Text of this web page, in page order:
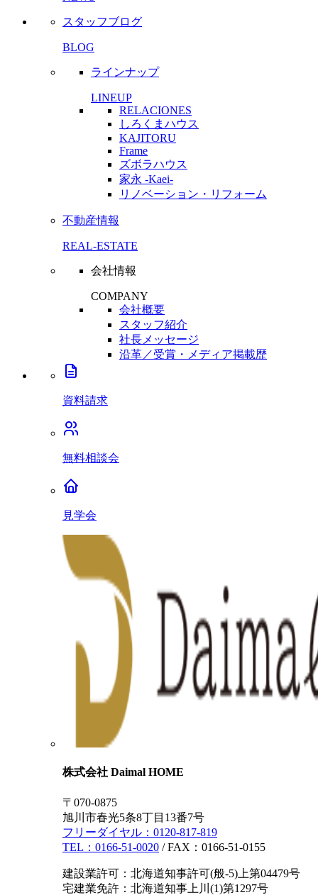
スタッフブログ
BLOG
ラインナップ
LINEUP
RELACIONES
しろくまハウス
KAJITORU
Frame
ズボラハウス
家永 -Kaei-
リノベーション・リフォーム
不動産情報
REAL-ESTATE
会社情報
COMPANY
会社概要
スタッフ紹介
社長メッセージ
沿革／受賞・メディア掲載歴
資料請求
無料相談会
見学会
株式会社 Daimal HOME
〒070-0875
旭川市春光5条8丁目13番7号
フリーダイヤル： 0120-817-819
TEL： 0166-51-0020 / FAX：0166-51-0155
建設業許可：北海道知事許可(般-5)上第04479号
宅建業免許：北海道知事上川(1)第1297号